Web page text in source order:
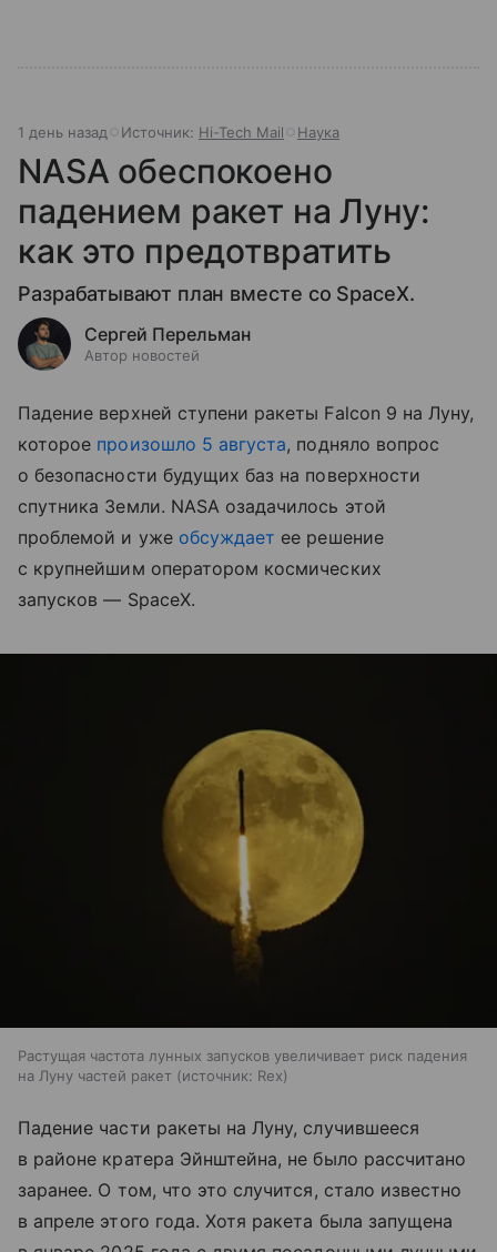
1 день назад Источник: Hi-Tech Mail Наука
NASA обеспокоено
падением ракет на Луну:
как это предотвратить
Разрабатывают план вместе со SpaceX.
Сергей Перельман
Автор новостей
Падение верхней ступени ракеты Falcon 9 на Луну,
которое произошло 5 августа, подняло вопрос
о безопасности будущих баз на поверхности
спутника Земли. NASA озадачилось этой
проблемой и уже обсуждает ее решение
с крупнейшим оператором космических
запусков — SpaceX.
Растущая частота лунных запусков увеличивает риск падения
на Луну частей ракет
источник: Rex
Падение части ракеты на Луну, случившееся
в районе кратера Эйнштейна, не было рассчитано
заранее. О том, что это случится, стало известно
в апреле этого года. Хотя ракета была запущена